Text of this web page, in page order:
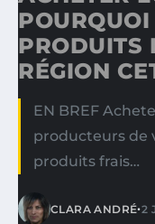
PRODUITS
RÉGION
EN BREF
producteurs de
produits frais…
CLARA ANDRÉ•2